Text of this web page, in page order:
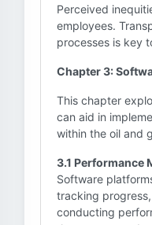
Perceived
employees.
processes is key
Chapter 3:
This chapter
can aid in
within the oil and
3.1 Performance
Software
tracking
conducting